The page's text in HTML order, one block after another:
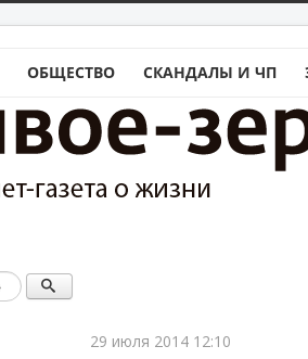
ОБЩЕСТВО СКАНДАЛЫ И ЧП
29 июля 2014 12:10